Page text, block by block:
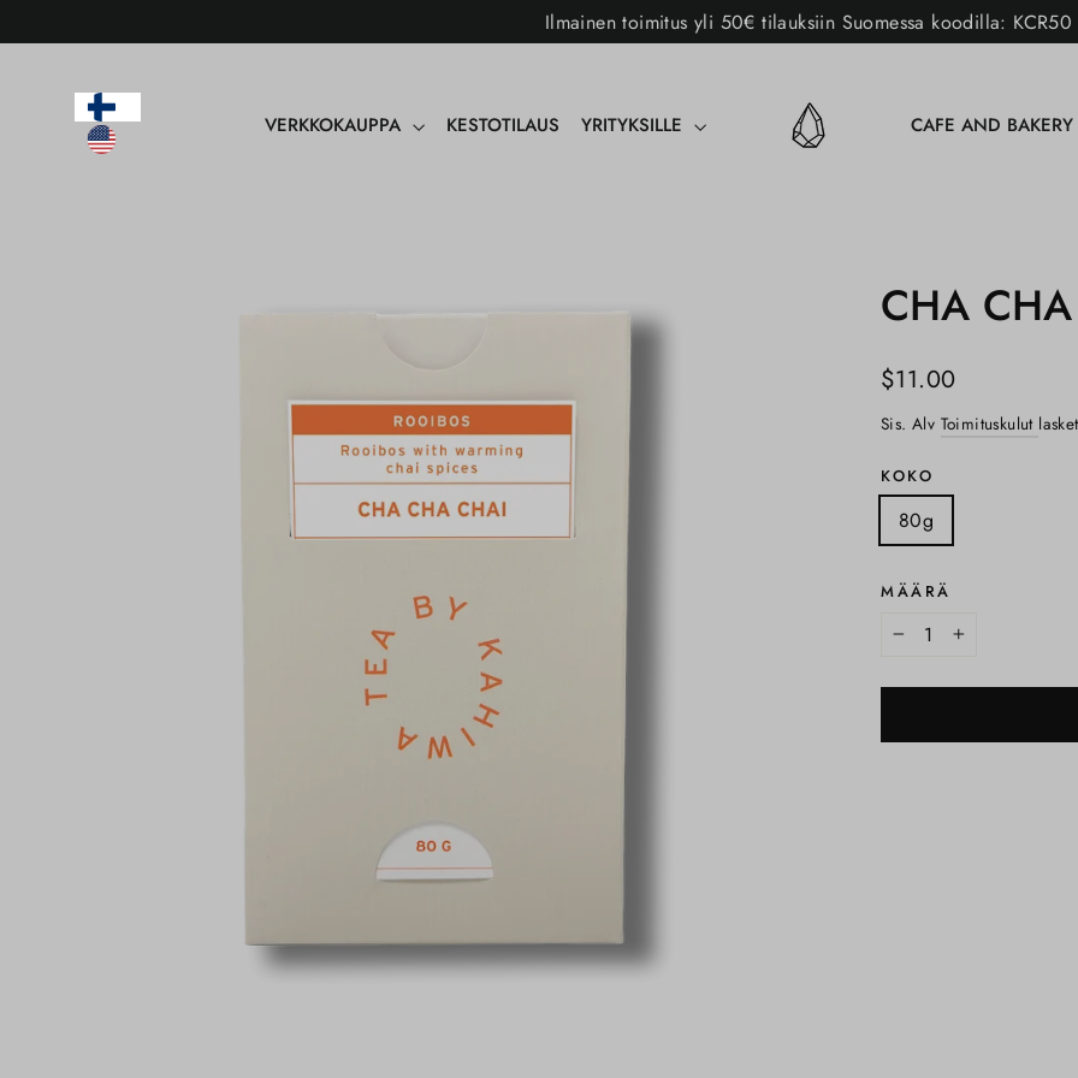
Ilmainen toimitus yli 50€ tilauksiin Suomessa koodilla: KCR50
VERKKOKAUPPA KESTOTILAUS YRITYKSILLE CAFE AND BAKERY
CHA
Norm.
$11.00
Sis. Alv Toimituskulut
KOKO
80g
MÄÄRÄ
+